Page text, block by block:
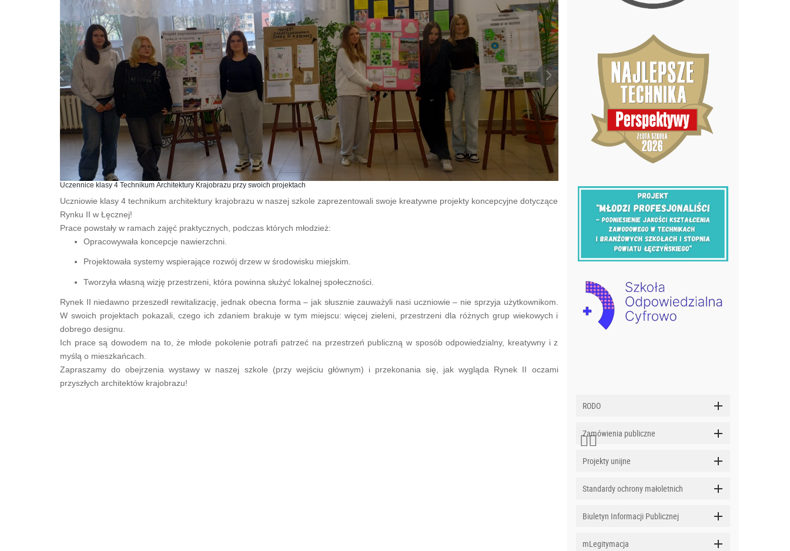
Uczennice klasy 4 Technikum Architektury Krajobrazu przy swoich projektach
Uczniowie klasy 4 technikum architektury krajobrazu w naszej szkole zaprezentowali swoje kreatywne projekty koncepcyjne dotyczące
Rynku II w Łęcznej!
Prace powstały w ramach zajęć praktycznych, podczas których młodzież:
Opracowywała koncepcje nawierzchni.
Projektowała systemy wspierające rozwój drzew w środowisku miejskim.
Tworzyła własną wizję przestrzeni, która powinna służyć lokalnej społeczności.
Rynek II niedawno przeszedł rewitalizację, jednak obecna forma – jak słusznie zauważyli nasi uczniowie – nie sprzyja użytkownikom.
W swoich projektach pokazali, czego ich zdaniem brakuje w tym miejscu: więcej zieleni, przestrzeni dla różnych grup wiekowych i
dobrego designu.
Ich prace są dowodem na to, że młode pokolenie potrafi patrzeć na przestrzeń publiczną w sposób odpowiedzialny, kreatywny i z
myślą o mieszkańcach.
Zapraszamy do obejrzenia wystawy w naszej szkole (przy wejściu głównym) i przekonania się, jak wygląda Rynek II oczami
przyszłych architektów krajobrazu!
RODO
Zamówienia publiczne
Projekty unijne
Standardy ochrony małoletnich
Biuletyn Informacji Publicznej
mLegitymacja